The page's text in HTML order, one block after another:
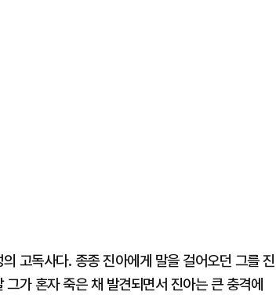
고독사다. 종종 진아에게 말을 걸어오던 그를 진
가 혼자 죽은 채 발견되면서 진아는 큰 충격에